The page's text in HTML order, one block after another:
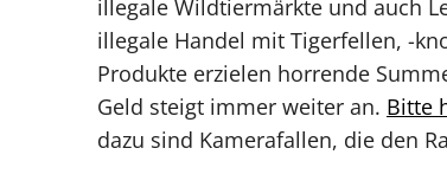
illegale Wildtiermärkte und auch
illegale Handel mit Tigerfellen, -
Produkte erzielen horrende
Geld steigt immer weiter an. Bitte
dazu sind Kamerafallen, die den